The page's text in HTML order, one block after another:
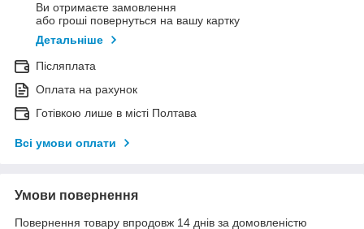
Ви отримаєте замовлення
або гроші повернуться на вашу картку
Детальніше
Післяплата
Оплата на рахунок
Готівкою лише в місті Полтава
Всі умови оплати
Умови повернення
Повернення товару впродовж 14 днів за домовленістю